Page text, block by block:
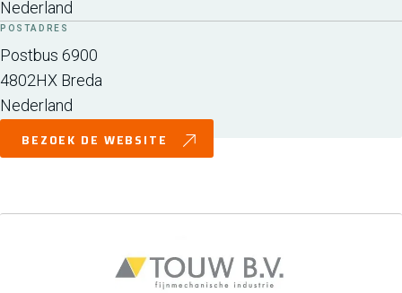
Nederland
POSTADRES
Postbus 6900
4802HX Breda
Nederland
BEZOEK DE WEBSITE